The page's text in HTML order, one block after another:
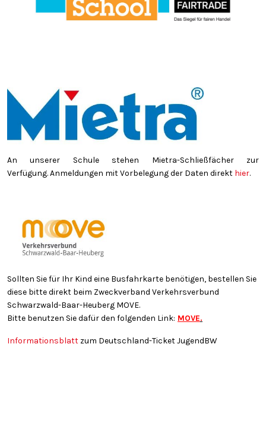
An unserer Schule stehen Mietra-Schließfächer zur
Verfügung. Anmeldungen mit Vorbelegung der Daten direkt hier.
Sollten Sie für Ihr Kind eine Busfahrkarte benötigen, bestellen Sie
diese bitte direkt beim Zweckverband Verkehrsverbund
Schwarzwald-Baar-Heuberg MOVE.
Bitte benutzen Sie dafür den folgenden Link: MOVE.
Informationsblatt zum Deutschland-Ticket JugendBW